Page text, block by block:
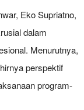
Eko Supriatno,
dalam
Menurutnya,
perspektif
program-